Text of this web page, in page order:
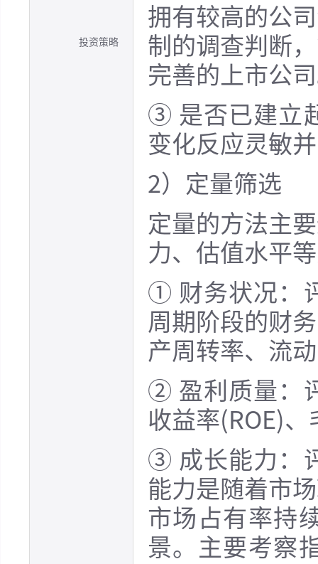
投资策略
拥有较高的公
制的调查判断
完善的上市公
③ 是否已建立
变化反应灵敏
2）定量筛选
定量的方法主
力、估值水平
① 财务状况：
周期阶段的财
产周转率、流
② 盈利质量：
收益率(ROE)
③ 成长能力：
能力是随着市
市场占有率持
景。主要考察